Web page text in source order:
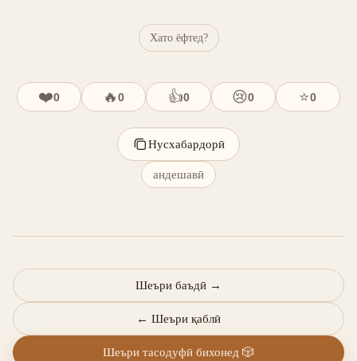
Хато ёфтед?
❤️0 🔥0 👍0 😢0 ⭐0
Нусхабардорӣ
андешавӣ
← Шеъри қаблӣ
Шеъри баъдӣ →
Шеъри тасодуфӣ бихонед 🎲